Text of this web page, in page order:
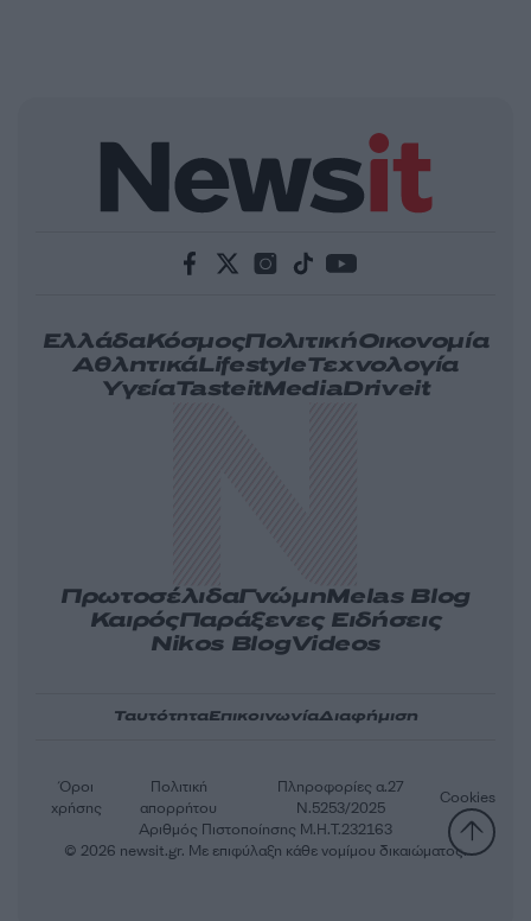
ΕλλάδαΚόσμοςΠολιτικήΟικονομία
ΑθλητικάLifestyleΤεχνολογία
ΥγείαTasteitMediaDriveit
ΠρωτοσέλιδαΓνώμηMelas Blog
ΚαιρόςΠαράξενες Ειδήσεις
Nikos BlogVideos
ΤαυτότηταΕπικοινωνίαΔιαφήμιση
Αριθμός Πιστοποίησης Μ.Η.Τ.232163
Όροι
χρήσης
Πολιτική
απορρήτου
Πληροφορίες α.27
Ν.5253/2025
Cookies
© 2026 newsit.gr. Με επιφύλαξη κάθε νομίμου δικαιώματος.